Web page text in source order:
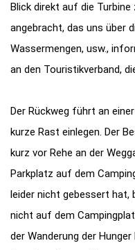
Blick direkt auf die
angebracht, das uns über
Wassermengen, usw.,
an den Touristikverband,
Der Rückweg führt an
kurze Rast einlegen. Der
kurz vor Rehe an der
Parkplatz auf dem
leider nicht gebessert hat,
nicht auf dem
der Wanderung der